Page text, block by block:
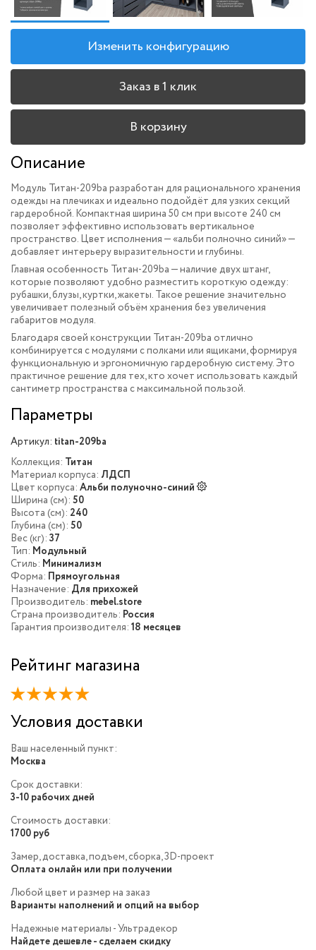
Изменить конфигурацию
Заказ в 1 клик
В корзину
Описание
Модуль Титан-209ba разработан для рационального хранения
одежды на плечиках и идеально подойдёт для узких секций
гардеробной. Компактная ширина 50 см при высоте 240 см
позволяет эффективно использовать вертикальное
пространство. Цвет исполнения — «альби полночно синий» —
добавляет интерьеру выразительности и глубины.
Главная особенность Титан-209ba — наличие двух штанг,
которые позволяют удобно разместить короткую одежду:
рубашки, блузы, куртки, жакеты. Такое решение значительно
увеличивает полезный объём хранения без увеличения
габаритов модуля.
Благодаря своей конструкции Титан-209ba отлично
комбинируется с модулями с полками или ящиками, формируя
функциональную и эргономичную гардеробную систему. Это
практичное решение для тех, кто хочет использовать каждый
сантиметр пространства с максимальной пользой.
Параметры
Артикул: titan-209ba
Коллекция: Титан
Материал корпуса: ЛДСП
Цвет корпуса: Альби полуночно-синий
Ширина (см): 50
Высота (см): 240
Глубина (см): 50
Вес (кг): 37
Тип: Модульный
Стиль: Минимализм
Форма: Прямоугольная
Назначение: Для прихожей
Производитель: mebel.store
Страна производитель: Россия
Гарантия производителя: 18 месяцев
Рейтинг магазина
Условия доставки
Ваш населенный пункт:
Москва
Срок доставки:
3-10 рабочих дней
Стоимость доставки:
1700 руб
Замер, доставка, подъем, сборка, 3D-проект
Оплата онлайн или при получении
Любой цвет и размер на заказ
Варианты наполнений и опций на выбор
Надежные материалы - Ультрадекор
Найдете дешевле - сделаем скидку